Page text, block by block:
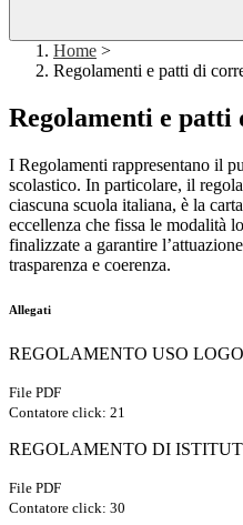
Home >
Regolamenti e patti di
Regolamenti e
I Regolamenti rappresentano il
scolastico. In particolare, il
ciascuna scuola italiana, è la
eccellenza che fissa le modalità
finalizzate a garantire
trasparenza e coerenza.
Allegati
REGOLAMENTO USO
File PDF
Contatore click: 21
REGOLAMENTO DI
File PDF
Contatore click: 30